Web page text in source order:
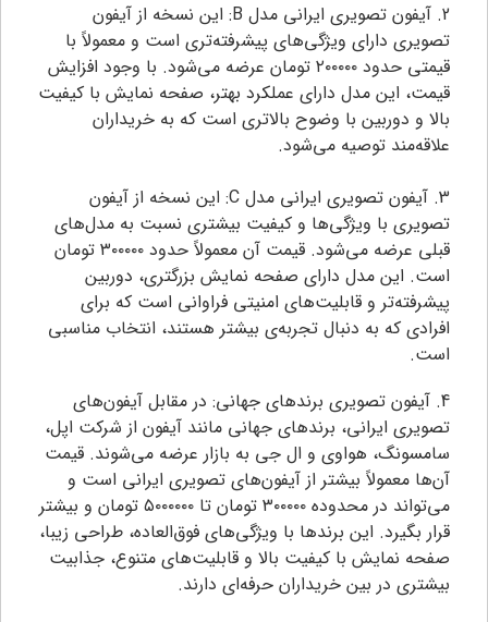
2. آیفون تصویری ایرانی مدل B: این نسخه از آیفون
تصویری دارای ویژگی‌های پیشرفته‌تری است و معمولاً با
قیمتی حدود ۲۰۰۰۰۰ تومان عرضه می‌شود. با وجود افزایش
قیمت، این مدل دارای عملکرد بهتر، صفحه نمایش با کیفیت
بالا و دوربین با وضوح بالاتری است که به خریداران
علاقه‌مند توصیه می‌شود.
3. آیفون تصویری ایرانی مدل C: این نسخه از آیفون
تصویری با ویژگی‌ها و کیفیت بیشتری نسبت به مدل‌های
قبلی عرضه می‌شود. قیمت آن معمولاً حدود ۳۰۰۰۰۰ تومان
است. این مدل دارای صفحه نمایش بزرگتری، دوربین
پیشرفته‌تر و قابلیت‌های امنیتی فراوانی است که برای
افرادی که به دنبال تجربه‌ی بیشتر هستند، انتخاب مناسبی
است.
4. آیفون تصویری برندهای جهانی: در مقابل آیفون‌های
تصویری ایرانی، برندهای جهانی مانند آیفون از شرکت اپل،
سامسونگ، هواوی و ال جی به بازار عرضه می‌شوند. قیمت
آن‌ها معمولاً بیشتر از آیفون‌های تصویری ایرانی است و
می‌تواند در محدوده ۳۰۰۰۰۰ تومان تا ۵۰۰۰۰۰۰ تومان و بیشتر
قرار بگیرد. این برندها با ویژگی‌های فوق‌العاده، طراحی زیبا،
صفحه نمایش با کیفیت بالا و قابلیت‌های متنوع، جذابیت
بیشتری در بین خریداران حرفه‌ای دارند.